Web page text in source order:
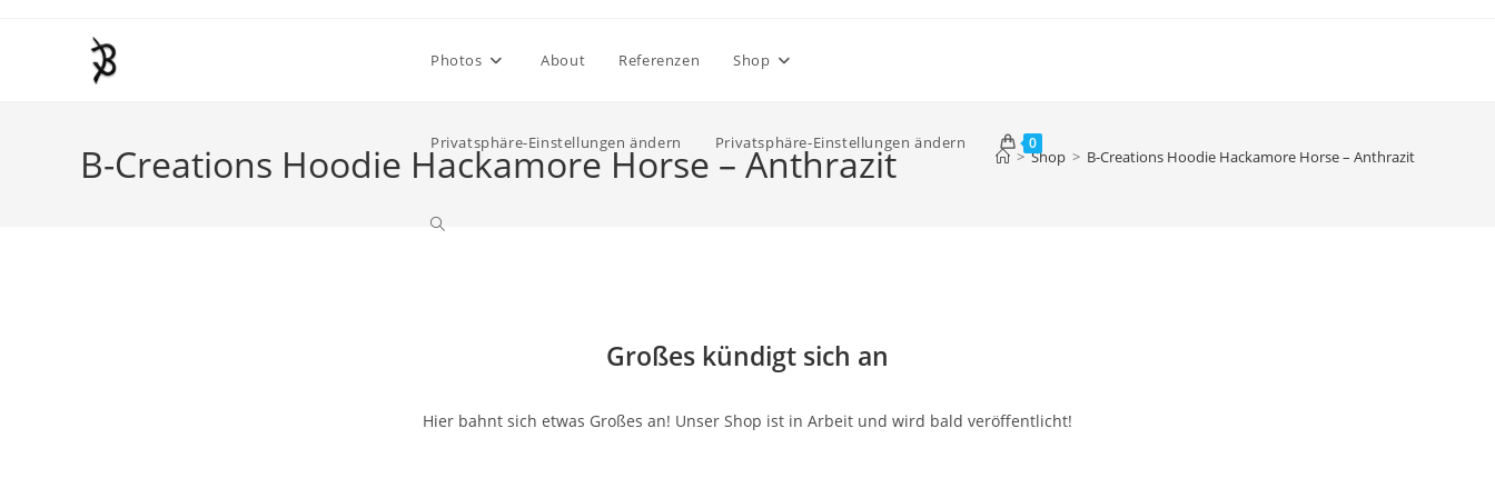
Photos About Referenzen Shop
Privatsphäre-Einstellungen ändern Privatsphäre-Einstellungen ändern 0
B-Creations Hoodie Hackamore Horse – Anthrazit > Shop > B-Creations Hoodie Hackamore Horse – Anthrazit
Großes kündigt sich an
Hier bahnt sich etwas Großes an! Unser Shop ist in Arbeit und wird bald veröffentlicht!